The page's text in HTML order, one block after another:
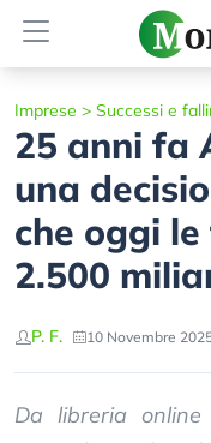
Imprese > Successi e
25 anni fa
una
che oggi
2.500
P. F. 10 Novembre
Da libreria